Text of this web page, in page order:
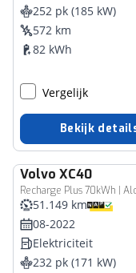
252 pk (185 kW)
572 km
82 kWh
Vergelijk
Bekijk
Volvo XC40
Recharge Plus 70kWh |
51.149 km
08-2022
Elektriciteit
232 pk (171 kW)